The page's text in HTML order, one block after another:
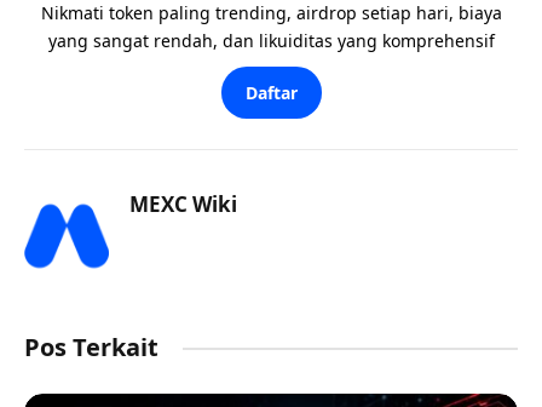
Nikmati token paling trending, airdrop setiap hari, biaya
yang sangat rendah, dan likuiditas yang komprehensif
Daftar
MEXC Wiki
Pos Terkait